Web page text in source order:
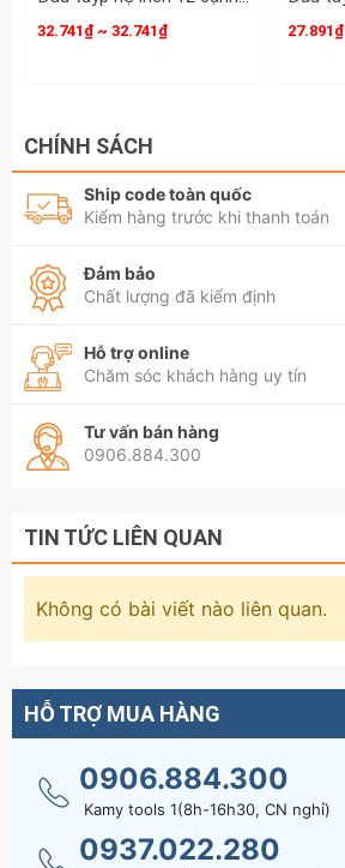
32.741₫ ~ 32.741₫ 27.891₫
CHÍNH SÁCH
Ship code toàn quốc
Kiểm hàng trước khi thanh toán
Đảm bảo
Chất lượng đã kiểm định
Hỗ trợ online
Chăm sóc khách hàng uy tín
Tư vấn bán hàng
0906.884.300
TIN TỨC LIÊN QUAN
Không có bài viết nào liên quan.
HỖ TRỢ MUA HÀNG
0906.884.300
Kamy tools 1(8h-16h30, CN nghỉ)
0937.022.280